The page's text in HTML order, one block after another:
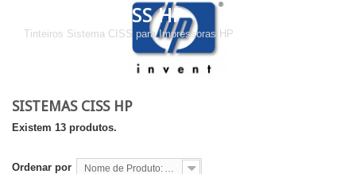
Sistemas CISS HP
Tinteiros Sistema CISS para Impressoras HP
SISTEMAS CISS HP
Existem 13 produtos.
Ordenar por Nome de Produto: A a Z